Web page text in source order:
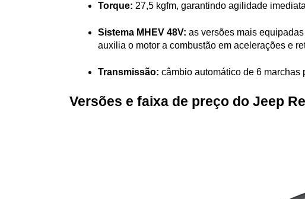
Torque: 27,5 kgfm, garantindo agilidade
Sistema MHEV 48V: as versões mais
auxilia o motor a combustão em acelerações e
Transmissão: câmbio automático de 6 marchas
Versões e faixa de preço do Jeep